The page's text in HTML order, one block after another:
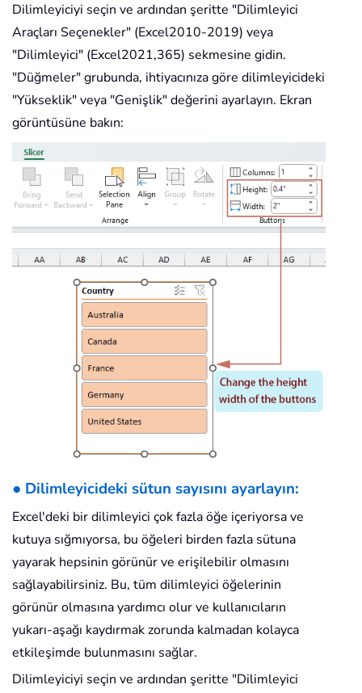
Dilimleyiciyi seçin ve ardından şeritte "Dilimleyici
Araçları Seçenekler" (Excel2010-2019) veya
"Dilimleyici" (Excel2021,365) sekmesine gidin.
"Düğmeler" grubunda, ihtiyacınıza göre dilimleyicideki
"Yükseklik" veya "Genişlik" değerini ayarlayın. Ekran
görüntüsüne bakın:
● Dilimleyicideki sütun sayısını ayarlayın:
Excel'deki bir dilimleyici çok fazla öğe içeriyorsa ve
kutuya sığmıyorsa, bu öğeleri birden fazla sütuna
yayarak hepsinin görünür ve erişilebilir olmasını
sağlayabilirsiniz. Bu, tüm dilimleyici öğelerinin
görünür olmasına yardımcı olur ve kullanıcıların
yukarı-aşağı kaydırmak zorunda kalmadan kolayca
etkileşimde bulunmasını sağlar.
Dilimleyiciyi seçin ve ardından şeritte "Dilimleyici